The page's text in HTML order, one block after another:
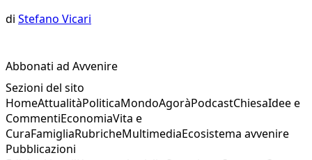
di Stefano Vicari
Abbonati ad Avvenire
Sezioni del sito
HomeAttualitàPoliticaMondoAgoràPodcastChiesaIdee e
CommentiEconomiaVita e
CuraFamigliaRubricheMultimediaEcosistema avvenire
Pubblicazioni